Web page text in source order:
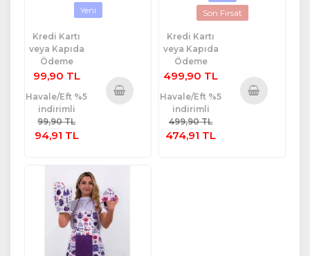
Yeni
Kredi Kartı
veya Kapıda
Ödeme
99,90 TL
Havale/Eft %5
indirimli
99,90 TL
94,91 TL
Son Fırsat
Kredi Kartı
veya Kapıda
Ödeme
499,90 TL
Havale/Eft %5
indirimli
499,90 TL
474,91 TL